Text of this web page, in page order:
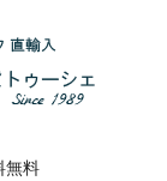
無料